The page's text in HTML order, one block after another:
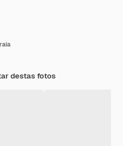
destas fotos